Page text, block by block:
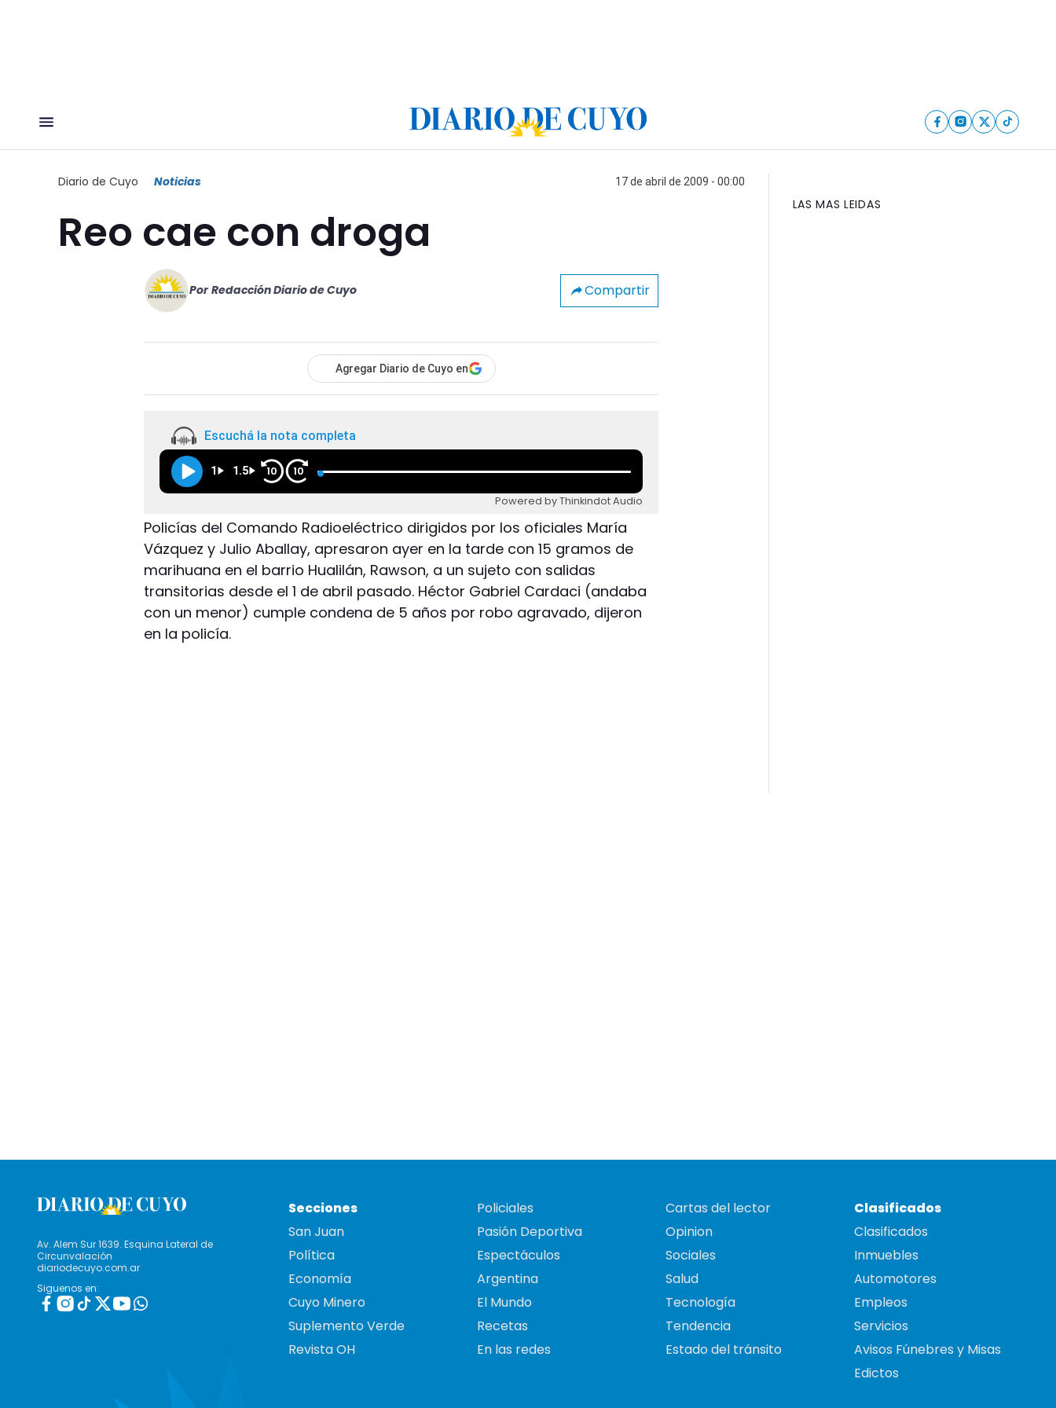
Diario de Cuyo Noticias 17 de abril de 2009 - 00:00
Reo cae con droga
Por Redacción Diario de Cuyo Compartir
Agregar Diario de Cuyo en
Escuchá la nota completa
1 1.5 10 10
Powered by Thinkindot Audio
Policías del Comando Radioeléctrico dirigidos por los oficiales María
Vázquez y Julio Aballay, apresaron ayer en la tarde con 15 gramos de
marihuana en el barrio Hualilán, Rawson, a un sujeto con salidas
transitorias desde el 1 de abril pasado. Héctor Gabriel Cardaci (andaba
con un menor) cumple condena de 5 años por robo agravado, dijeron
en la policía.
LAS MAS LEIDAS
Av. Alem Sur 1639. Esquina Lateral de
Circunvalación
diariodecuyo.com.ar
Siguenos en:
Secciones
San Juan
Política
Economía
Cuyo Minero
Suplemento Verde
Revista OH
Policiales
Pasión Deportiva
Espectáculos
Argentina
El Mundo
Recetas
En las redes
Cartas del lector
Opinion
Sociales
Salud
Tecnología
Tendencia
Estado del tránsito
Clasificados
Clasificados
Inmuebles
Automotores
Empleos
Servicios
Avisos Fúnebres y Misas
Edictos